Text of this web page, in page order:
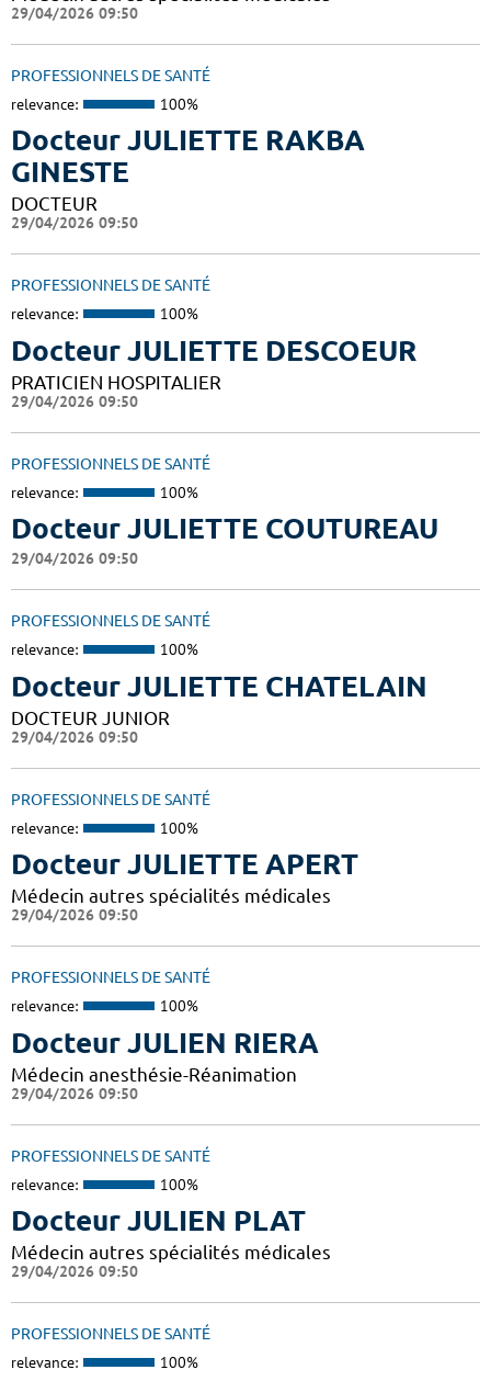
29/04/2026 09:50
PROFESSIONNELS DE SANTÉ
relevance: 100%
Docteur JULIETTE RAKBA
GINESTE
DOCTEUR
29/04/2026 09:50
PROFESSIONNELS DE SANTÉ
relevance: 100%
Docteur JULIETTE DESCOEUR
PRATICIEN HOSPITALIER
29/04/2026 09:50
PROFESSIONNELS DE SANTÉ
relevance: 100%
Docteur JULIETTE COUTUREAU
29/04/2026 09:50
PROFESSIONNELS DE SANTÉ
relevance: 100%
Docteur JULIETTE CHATELAIN
DOCTEUR JUNIOR
29/04/2026 09:50
PROFESSIONNELS DE SANTÉ
relevance: 100%
Docteur JULIETTE APERT
Médecin autres spécialités médicales
29/04/2026 09:50
PROFESSIONNELS DE SANTÉ
relevance: 100%
Docteur JULIEN RIERA
Médecin anesthésie-Réanimation
29/04/2026 09:50
PROFESSIONNELS DE SANTÉ
relevance: 100%
Docteur JULIEN PLAT
Médecin autres spécialités médicales
29/04/2026 09:50
PROFESSIONNELS DE SANTÉ
relevance: 100%